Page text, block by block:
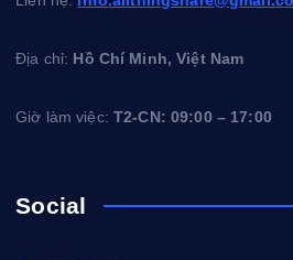
Địa chỉ: Hồ Chí Minh, Việt Nam
Giờ làm việc:T2-CN: 09:00 – 17:00
Social